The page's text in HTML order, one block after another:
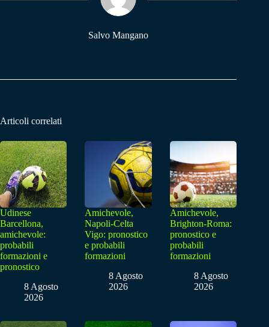
Salvo Mangano
Articoli correlati
Udinese
Barcellona,
amichevole:
probabili
formazioni e
pronostico
8 Agosto
2026
Amichevole,
Napoli-Celta
Vigo: pronostico
e probabili
formazioni
8 Agosto
2026
Amichevole,
Brighton-Roma:
pronostico e
probabili
formazioni
8 Agosto
2026